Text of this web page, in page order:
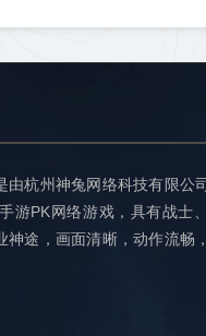
由杭州神兔网络科技有限公
游PK网络游戏，具有战士
神途，画面清晰，动作流畅